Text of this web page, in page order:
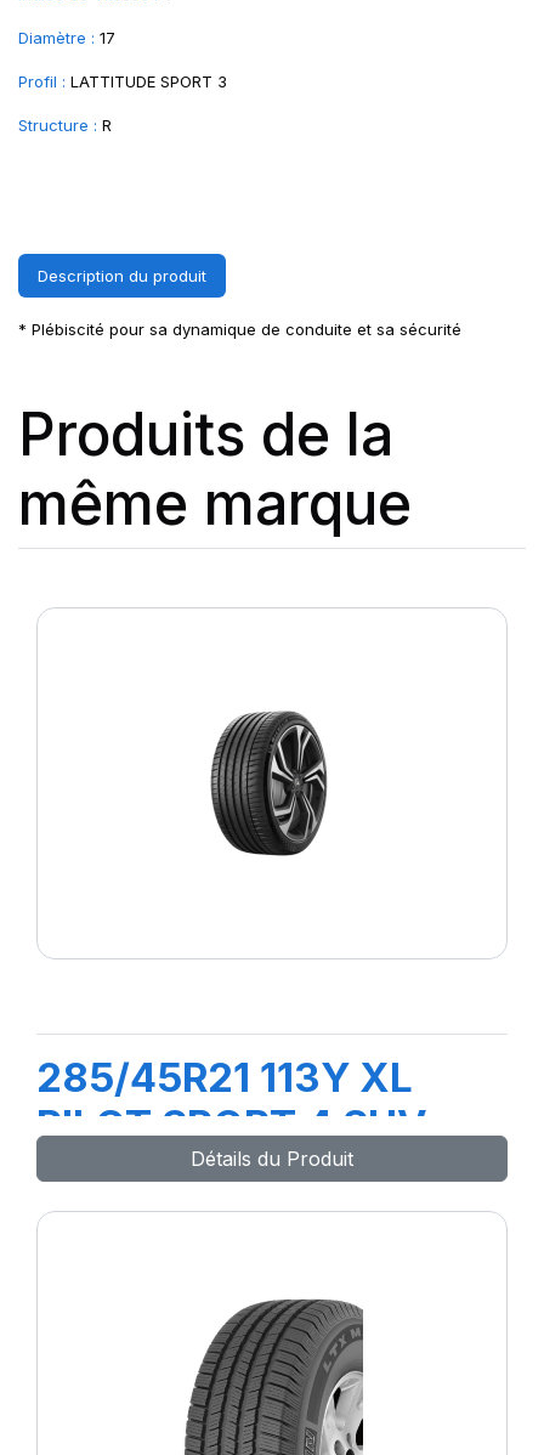
Diamètre : 17
Profil : LATTITUDE SPORT 3
Structure : R
Description du produit
* Plébiscité pour sa dynamique de conduite et sa sécurité
Produits de la
même marque
285/45R21 113Y XL
PILOT SPORT 4 SUV
Détails du Produit